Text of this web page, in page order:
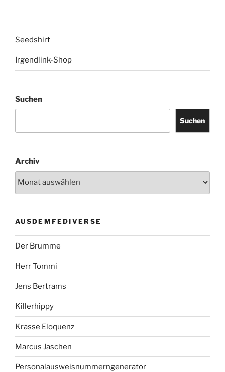
Seedshirt
Irgendlink-Shop
Suchen
Suchen
Archiv
AUSDEMFEDIVERSE
Der Brumme
Herr Tommi
Jens Bertrams
Killerhippy
Krasse Eloquenz
Marcus Jaschen
Personalausweisnummerngenerator